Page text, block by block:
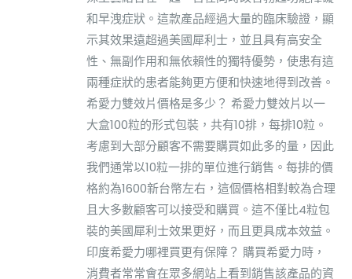
和早洩症狀。這款產品經過大量的臨床驗證，顯
示其效果遠超過美國犀利士，並且具有高安全
性、無副作用和無依賴性的獨特優勢，使患有這
兩種症狀的患者能夠更方便和快速地得到改善。
希愛力雙效片價格是多少？ 希愛力雙效片以一
大盒100粒的形式包裝，共有10排，每排10粒。
考慮到大部分顧客不需要購買如此多的量，因此
我們通常以10粒一排的單位進行銷售。每排的價
格約為1600新台幣左右，這個價格相對較為合理
且大多數顧客可以接受和購買。這不僅比4粒包
裝的美國犀利士效果更好，而且更具成本效益。
印度希愛力哪裡買更有保障？ 購買希愛力時，
消費者常常會在眾多網站上看到銷售該產品的資